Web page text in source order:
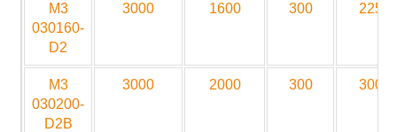
M3
030160-
D2
3000 1600 300 2250
M3
030200-
D2B
3000 2000 300 3000